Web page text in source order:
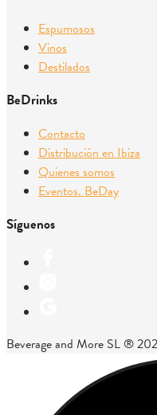
Espumosos
Vinos
Destilados
BeDrinks
Contacto
Distribución en Ibiza
Quienes somos
Eventos. BeDay
Síguenos
Beverage and More SL ®